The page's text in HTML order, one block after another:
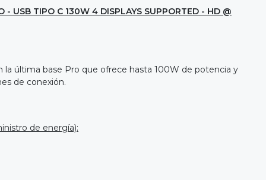
- USB TIPO C 130W 4 DISPLAYS SUPPORTED - HD @
última base Pro que ofrece hasta 100W de potencia y
de conexión.
de energía):